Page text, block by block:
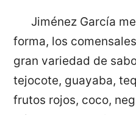
Jiménez García
forma, los
gran variedad de
tejocote, guayaba,
frutos rojos, coco,